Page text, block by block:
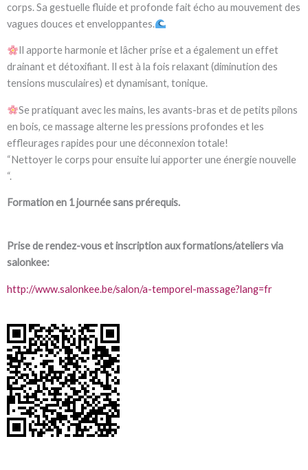
corps. Sa gestuelle fluide et profonde fait écho au mouvement des
vagues douces et enveloppantes.
Il apporteharmonieetlâcher priseet a également un effet
drainant et détoxifiant. Il est à la fois relaxant(diminution des
tensions musculaires) etdynamisant, tonique.
Se pratiquant avec les mains, les avants-bras et de petits pilons
en bois, ce massage alterne les pressions profondes et les
effleurages rapides pour une déconnexion totale!
“Nettoyer le corps pour ensuite lui apporter une énergie nouvelle
“.
Formation en 1 journée sans prérequis.
Prise de rendez-vous et inscription aux formations/ateliers via
salonkee:
http://www.salonkee.be/salon/a-temporel-massage?lang=fr